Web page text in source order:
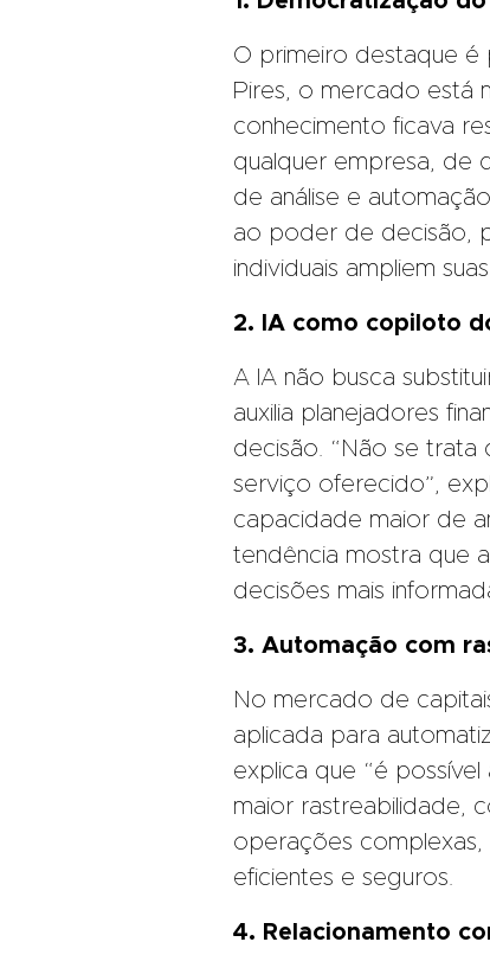
O primeiro destaque é
Pires, o mercado está
conhecimento ficava
qualquer empresa, de
de análise e
ao poder de decisão,
individuais ampliem
2. IA como copiloto
A IA não busca
auxilia planejadores
decisão. “Não se trata
serviço oferecido”,
capacidade maior de
tendência mostra que
decisões mais
3. Automação com
No mercado de
aplicada para
explica que “é
maior rastreabilidade,
operações complexas,
eficientes e seguros.
4. Relacionamento